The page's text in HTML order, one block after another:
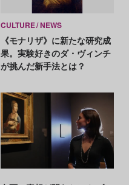
CULTURE NEWS
《モナリザ》に新たな研究成
果。実験好きのダ・ヴィンチ
が挑んだ新手法とは？